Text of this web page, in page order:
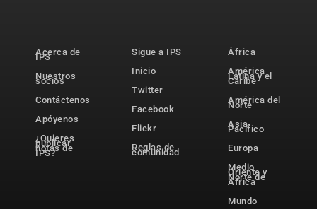
Acerca de
IPS
Nuestros
socios
Contáctenos
Apóyenos
¿Quieres
publicar
notas de
IPS?
Sigue a IPS
Inicio
Twitter
Facebook
Flickr
Reglas de
comunidad
África
América
Latina y el
Caribe
América del
Norte
Asia-
Pacífico
Europa
Medio
Oriente y
Norte de
África
Mundo